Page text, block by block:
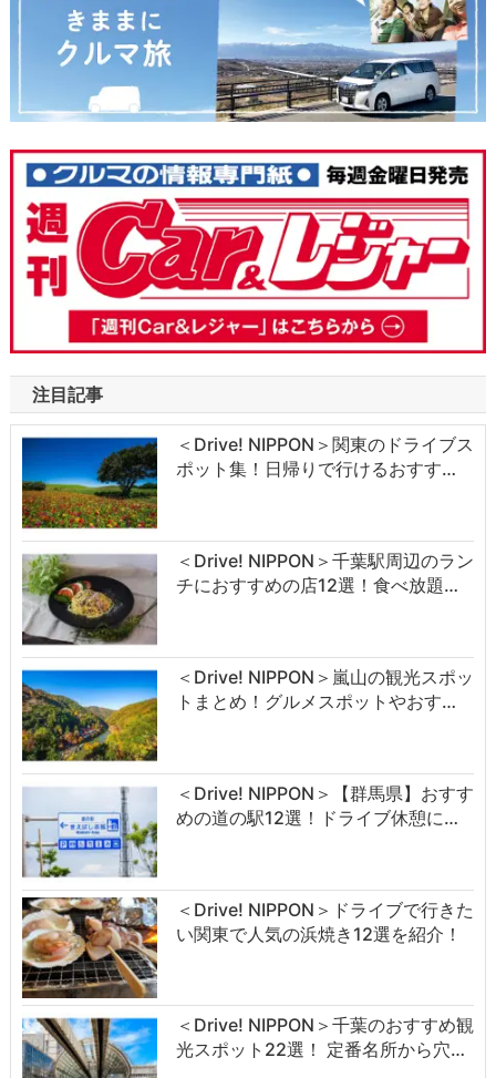
注目記事
＜Drive! NIPPON＞関東のドライブス
ポット集！日帰りで行けるおすす…
＜Drive! NIPPON＞千葉駅周辺のラン
チにおすすめの店12選！食べ放題…
＜Drive! NIPPON＞嵐山の観光スポッ
トまとめ！グルメスポットやおす…
＜Drive! NIPPON＞【群馬県】おすす
めの道の駅12選！ドライブ休憩に…
＜Drive! NIPPON＞ドライブで行きた
い関東で人気の浜焼き12選を紹介！
＜Drive! NIPPON＞千葉のおすすめ観
光スポット22選！ 定番名所から穴…